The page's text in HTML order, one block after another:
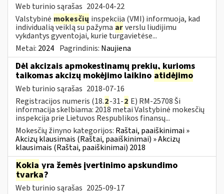
Web turinio sąrašas 2024-04-22
Valstybinė mokesčių inspekcija (VMI) informuoja, kad
individualią veiklą su pažyma arverslu liudijimu
vykdantys gyventojai, kurie turgavietėse...
Metai: 2024 Pagrindinis: Naujiena
Dėl akcizais apmokestinamų prekių, kurioms
taikomas akcizų mokėjimo laikino atidėjimo
Web turinio sąrašas 2018-07-16
Registracijos numeris (18.2-31-2 E) RM-25708 Ši
informacija skelbiama: 2018 metai Valstybinė mokesčių
inspekcija prie Lietuvos Respublikos finansų...
Mokesčių žinyno kategorijos: Raštai, paaiškinimai »
Akcizų klausimais (Raštai, paaiškinimai) » Akcizų
klausimais (Raštai, paaiškinimai) 2018
Kokia yra žemės įvertinimo apskundimo
tvarka?
Web turinio sąrašas 2025-09-17